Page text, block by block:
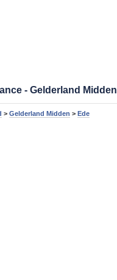
- Gelderland Midden
>Gelderland Midden >Ede